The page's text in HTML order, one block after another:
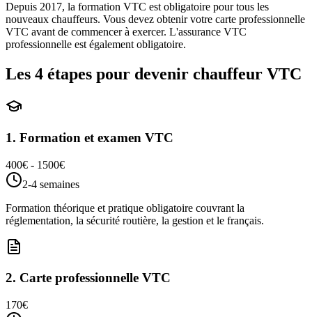
Depuis 2017, la formation VTC est obligatoire pour tous les
nouveaux chauffeurs. Vous devez obtenir votre carte professionnelle
VTC avant de commencer à exercer. L'assurance VTC
professionnelle est également obligatoire.
Les 4 étapes pour devenir chauffeur VTC
1. Formation et examen VTC
400€ - 1500€
2-4 semaines
Formation théorique et pratique obligatoire couvrant la
réglementation, la sécurité routière, la gestion et le français.
2. Carte professionnelle VTC
170€